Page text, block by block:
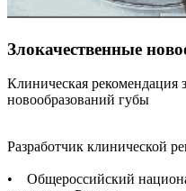
Злокачественные
Клиническая рекомендация
новообразований губы
Разработчик клинической
• Общероссийский